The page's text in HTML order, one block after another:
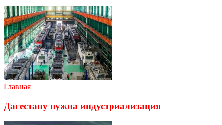
Главная
Дагестану нужна индустриализация